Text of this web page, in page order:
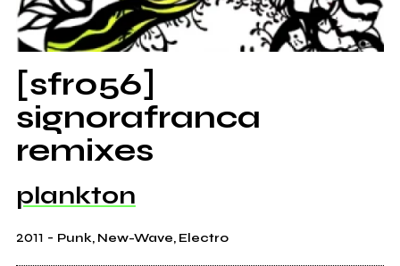
[sfr056]
signorafranca
remixes
plankton
2011 - Punk, New-Wave, Electro